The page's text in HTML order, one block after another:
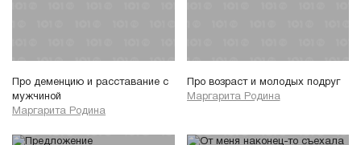
Про деменцию и расставание с
мужчиной
Маргарита Родина
Про возраст и молодых подруг
Маргарита Родина